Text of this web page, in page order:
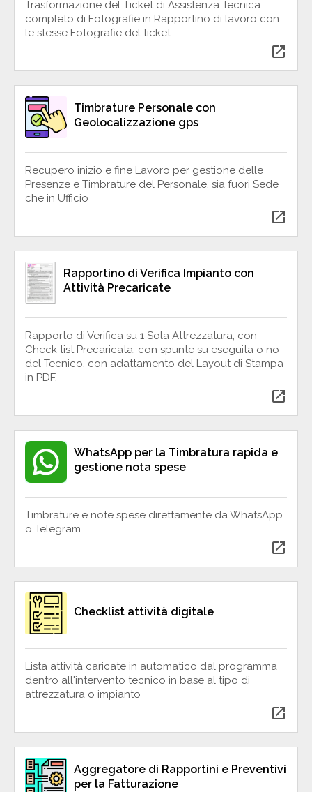
Trasformazione del Ticket di Assistenza Tecnica
completo di Fotografie in Rapportino di lavoro con
le stesse Fotografie del ticket
open_in_new
Timbrature Personale con
Geolocalizzazione gps
Recupero inizio e fine Lavoro per gestione delle
Presenze e Timbrature del Personale, sia fuori Sede
che in Ufficio
open_in_new
Rapportino di Verifica Impianto con
Attività Precaricate
Rapporto di Verifica su 1 Sola Attrezzatura, con
Check-list Precaricata, con spunte su eseguita o no
del Tecnico, con adattamento del Layout di Stampa
in PDF.
open_in_new
WhatsApp per la Timbratura rapida e
gestione nota spese
Timbrature e note spese direttamente da WhatsApp
o Telegram
open_in_new
Checklist attività digitale
Lista attività caricate in automatico dal programma
dentro all'intervento tecnico in base al tipo di
attrezzatura o impianto
open_in_new
Aggregatore di Rapportini e Preventivi
per la Fatturazione